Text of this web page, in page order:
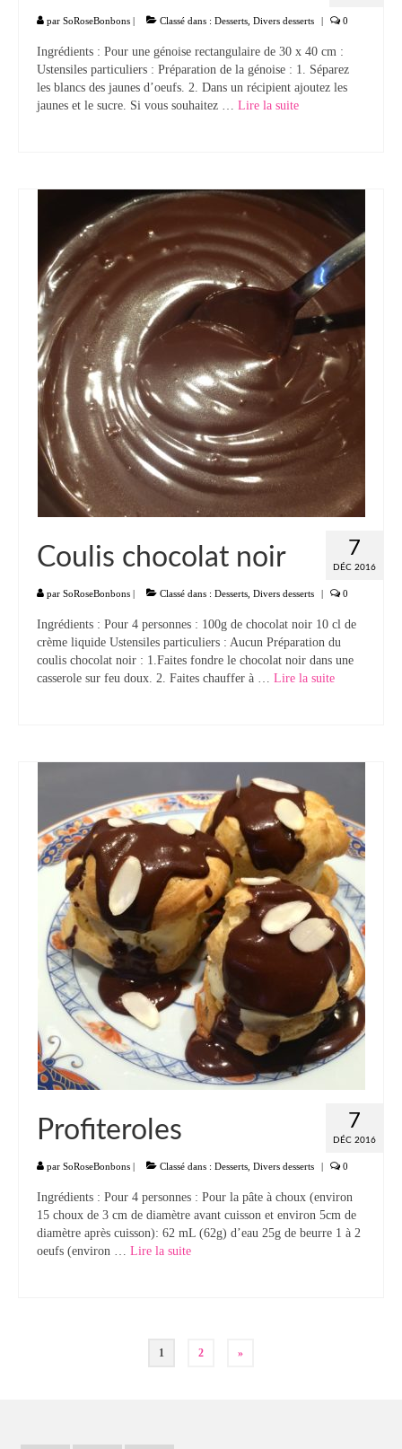
par SoRoseBonbons | Classé dans : Desserts Divers desserts | 0
Ingrédients : Pour une génoise rectangulaire de 30 x 40 cm :
Ustensiles particuliers : Préparation de la génoise : 1. Séparez
les blancs des jaunes d’oeufs. 2. Dans un récipient ajoutez les
jaunes et le sucre. Si vous souhaitez … Lire la suite­­
7
DÉC 2016
Coulis chocolat noir
par SoRoseBonbons | Classé dans : Desserts Divers desserts | 0
Ingrédients : Pour 4 personnes : 100g de chocolat noir 10 cl de
crème liquide Ustensiles particuliers : Aucun Préparation du
coulis chocolat noir : 1.Faites fondre le chocolat noir dans une
casserole sur feu doux. 2. Faites chauffer à … Lire la suite­­
7
DÉC 2016
Profiteroles
par SoRoseBonbons | Classé dans : Desserts Divers desserts | 0
Ingrédients : Pour 4 personnes : Pour la pâte à choux (environ
15 choux de 3 cm de diamètre avant cuisson et environ 5cm de
diamètre après cuisson): 62 mL (62g) d’eau 25g de beurre 1 à 2
oeufs (environ … Lire la suite­­
1 2 »